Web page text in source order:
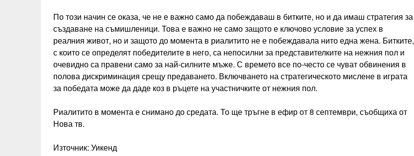
По този начин се оказа, че не е важно само да побеждаваш в битките, но и да имаш стратегия за
създаване на съмишленици. Това е важно не само защото е ключово условие за успех в
реалния живот, но и защото до момента в риалитито не е побеждавала нито една жена. Битките,
с които се определят победителите в него, са непосилни за представителките на нежния пол и
очевидно са правени само за най-силните мъже. С времето все по-често се чуват обвинения в
полова дискриминация срещу предаването. Включването на стратегическото мислене в играта
за победата може да даде коз в ръцете на участничките от нежния пол.
Риалитито в момента е снимано до средата. То ще тръгне в ефир от 8 септември, съобщиха от
Нова тв.
Източник: Уикенд